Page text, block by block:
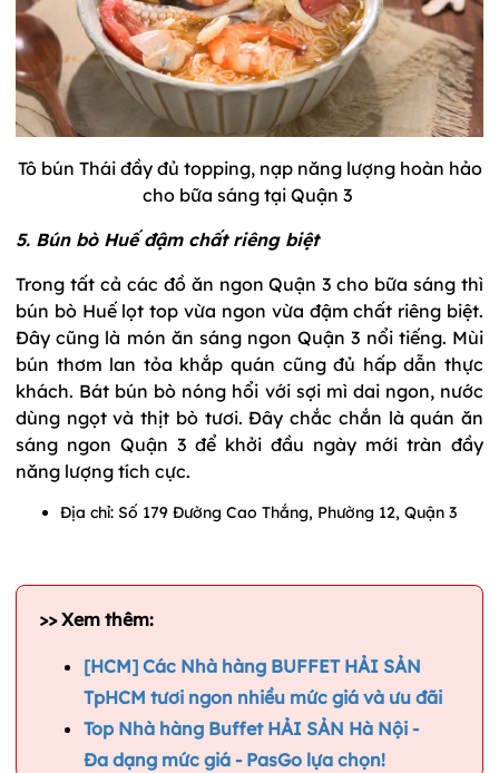
Tô bún Thái đầy đủ topping, nạp năng lượng hoàn hảo
cho bữa sáng tại Quận 3
5. Bún bò Huế đậm chất riêng biệt
Trong tất cả các đồ ăn ngon Quận 3 cho bữa sáng thì
bún bò Huế lọt top vừa ngon vừa đậm chất riêng biệt.
Đây cũng là món ăn sáng ngon Quận 3 nổi tiếng. Mùi
bún thơm lan tỏa khắp quán cũng đủ hấp dẫn thực
khách. Bát bún bò nóng hổi với sợi mì dai ngon, nước
dùng ngọt và thịt bò tươi. Đây chắc chắn là quán ăn
sáng ngon Quận 3 để khởi đầu ngày mới tràn đầy
năng lượng tích cực.
Địa chỉ: Số 179 Đường Cao Thắng, Phường 12, Quận 3
>> Xem thêm:
[HCM] Các Nhà hàng BUFFET HẢI SẢN
TpHCM tươi ngon nhiều mức giá và ưu đãi
Top Nhà hàng Buffet HẢI SẢN Hà Nội -
Đa dạng mức giá - PasGo lựa chọn!